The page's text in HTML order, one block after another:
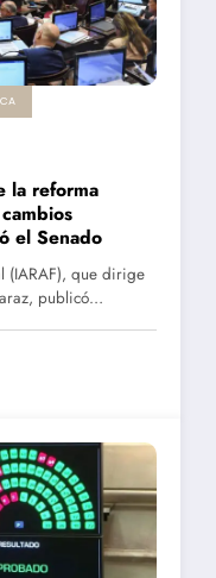
la reforma
el Senado
(IARAF), que dirige
publicó…